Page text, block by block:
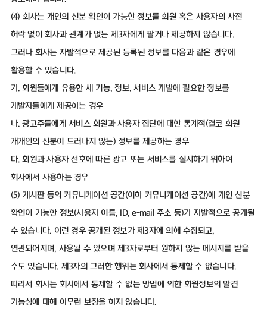
(4) 회사는 개인의 신분 확인이 가능한 정보를 회원 혹은 사용자의 사전
허락 없이 회사과 관계가 없는 제3자에게 팔거나 제공하지 않습니다.
그러나 회사는 자발적으로 제공된 등록된 정보를 다음과 같은 경우에
활용할 수 있습니다.
가. 회원들에게 유용한 새 기능, 정보, 서비스 개발에 필요한 정보를
개발자들에게 제공하는 경우
나. 광고주들에게 서비스 회원과 사용자 집단에 대한 통계적(결코 회원
개개인의 신분이 드러나지 않는) 정보를 제공하는 경우
다. 회원과 사용자 선호에 따른 광고 또는 서비스를 실시하기 위하여
회사에서 사용하는 경우
(5) 게시판 등의 커뮤니케이션 공간(이하 커뮤니케이션 공간)에 개인 신분
확인이 가능한 정보(사용자 이름, ID, e-mail 주소 등)가 자발적으로 공개될
수 있습니다. 이런 경우 공개된 정보가 제3자에 의해 수집되고,
연관되어지며, 사용될 수 있으며 제3자로부터 원하지 않는 메시지를 받을
수도 있습니다. 제3자의 그러한 행위는 회사에서 통제할 수 없습니다.
따라서 회사는 회사에서 통제할 수 없는 방법에 의한 회원정보의 발견
가능성에 대해 아무런 보장을 하지 않습니다.